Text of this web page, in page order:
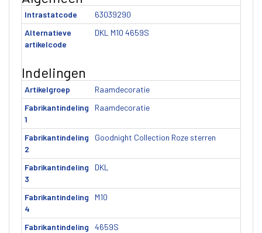
Intrastatcode
63039290
Alternatieve
artikelcode
DKL M10 4659S
Indelingen
Artikelgroep
Raamdecoratie
Fabrikantindeling
1
Raamdecoratie
Fabrikantindeling
2
Goodnight Collection Roze sterren
Fabrikantindeling
3
DKL
Fabrikantindeling
4
M10
Fabrikantindeling
4659S